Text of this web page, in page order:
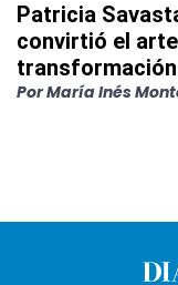
Patricia
convirtió el
transformación
PorMaría Inés